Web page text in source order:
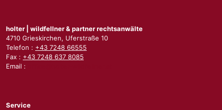
holter | wildfellner & partner rechtsanwälte
4710 Grieskirchen, Uferstraße 10
Telefon : +43 7248 66555
Fax : +43 7248 637 8085
Email :
Service